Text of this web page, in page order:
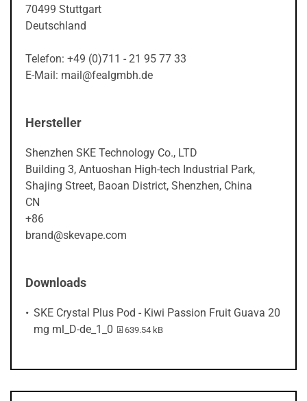
70499 Stuttgart
Deutschland
Telefon: +49 (0)711 - 21 95 77 33
E-Mail: mail@fealgmbh.de
Hersteller
Shenzhen SKE Technology Co., LTD
Building 3, Antuoshan High-tech Industrial Park,
Shajing Street, Baoan District, Shenzhen, China
CN
+86
brand@skevape.com
Downloads
SKE Crystal Plus Pod - Kiwi Passion Fruit Guava 20
mg ml_D-de_1_0
PDF-Datei:
639.54 kB